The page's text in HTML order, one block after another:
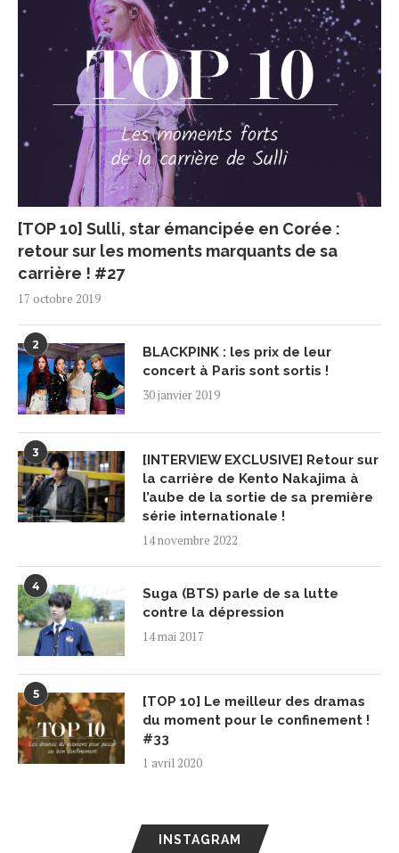
[TOP 10] Sulli, star émancipée en Corée :
retour sur les moments marquants de sa
carrière ! #27
17 octobre 2019
2
BLACKPINK : les prix de leur
concert à Paris sont sortis !
30 janvier 2019
3
[INTERVIEW EXCLUSIVE] Retour sur
la carrière de Kento Nakajima à
l’aube de la sortie de sa première
série internationale !
14 novembre 2022
4
Suga (BTS) parle de sa lutte
contre la dépression
14 mai 2017
5
[TOP 10] Le meilleur des dramas
du moment pour le confinement !
#33
1 avril 2020
INSTAGRAM